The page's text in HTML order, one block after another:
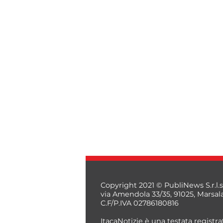
Copyright 2021 © PubliNews
via Amendola 33/35, 91025,
C.F/P.IVA 02786180816
ItacaNotizie è una testata